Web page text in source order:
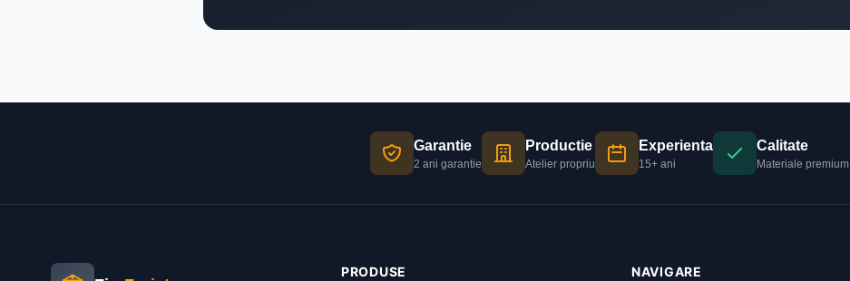
Garantie
2 ani garantie
Productie
Atelier propriu
Experienta
15+ ani
Calitate
Materiale premium
PRODUSE NAVIGARE